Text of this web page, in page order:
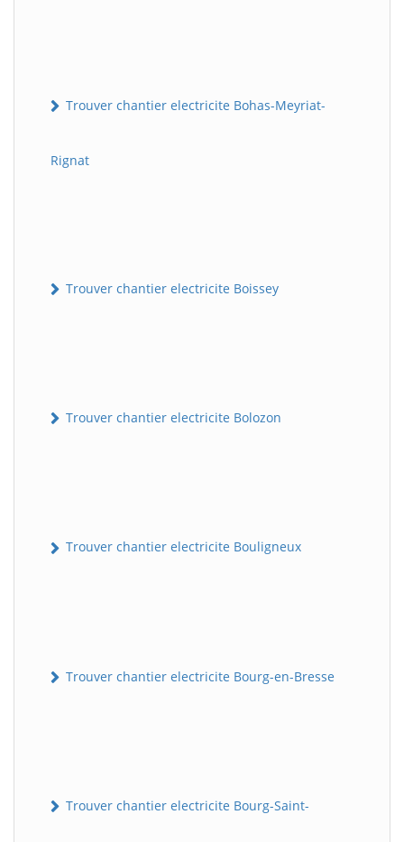
Trouver chantier electricite Bohas-Meyriat-
Rignat
Trouver chantier electricite Boissey
Trouver chantier electricite Bolozon
Trouver chantier electricite Bouligneux
Trouver chantier electricite Bourg-en-Bresse
Trouver chantier electricite Bourg-Saint-